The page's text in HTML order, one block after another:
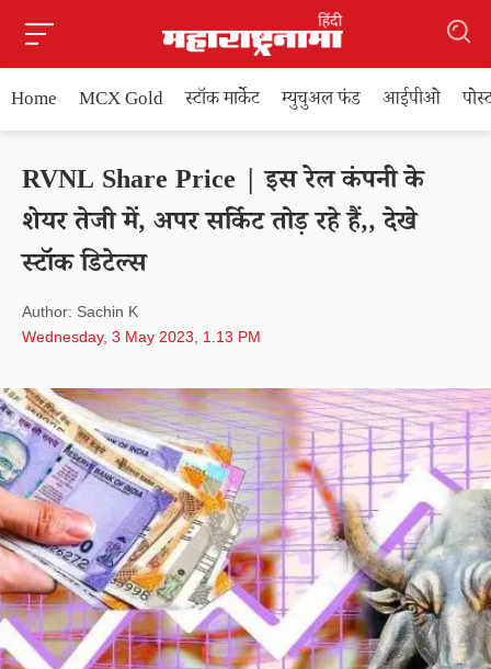
Home MCX Gold स्टॉक मार्केट म्युचुअल फंड आईपीओ
RVNL Share Price | इस रेल कंपनी के
शेयर तेजी में, अपर सर्किट तोड़ रहे हैं,, देखे
स्टॉक डिटेल्स
Author: Sachin K
Wednesday, 3 May 2023, 1.13 PM